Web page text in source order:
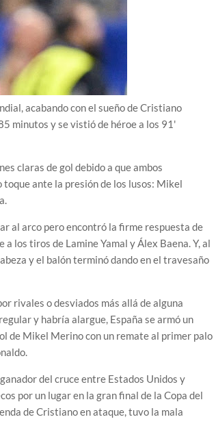
acabando con el sueño de Cristiano
minutos y se vistió de héroe a los 91'
claras de gol debido a que ambos
ante la presión de los lusos: Mikel
al arco pero encontró la firme respuesta de
los tiros de Lamine Yamal y Álex Baena. Y, al
y el balón terminó dando en el travesaño
rivales o desviados más allá de alguna
y habría alargue, España se armó un
de Mikel Merino con un remate al primer palo
del cruce entre Estados Unidos y
por un lugar en la gran final de la Copa del
de Cristiano en ataque, tuvo la mala